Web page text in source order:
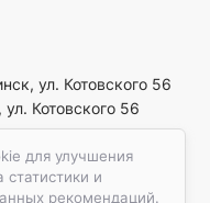
для улучшения
статистики и
рекомендаций.
ул. Котовского 56
Котовского 56
0933 в ЗАО "Банк